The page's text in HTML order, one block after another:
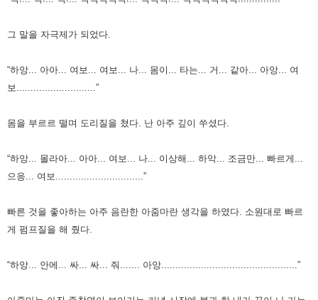
그 말을 자극제가 되었다.
“하앙... 아아... 여보... 여보... 나... 몸이... 타는... 거... 같아... 아앙... 여
보............................”
몸을 부르르 떨며 도리질을 쳤다. 난 아주 깊이 쑤셨다.
“하앙... 몰라아... 아아... 여보... 나... 이상해... 하악... 조금만... 빠르게...
으응... 여보...............................”
빠른 것을 좋아하는 아주 음란한 아줌마란 생각을 하였다. 소원대로 빠르
게 펌프질을 해 줬다.
“하앙... 안에... 싸... 싸... 줘....... 아앙................................................”